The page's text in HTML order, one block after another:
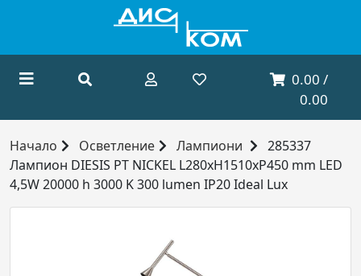
0.00 /
0.00
Начало Осветление Лампиони
285337
Лампион DIESIS PT NICKEL L280xH1510xP450 mm LED
4,5W 20000 h 3000 K 300 lumen IP20 Ideal Lux